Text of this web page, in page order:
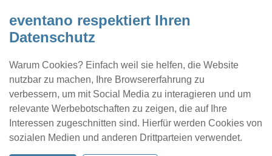
eventano respektiert Ihren
Datenschutz
Warum Cookies? Einfach weil sie helfen, die Website
nutzbar zu machen, Ihre Browsererfahrung zu
verbessern, um mit Social Media zu interagieren und um
relevante Werbebotschaften zu zeigen, die auf Ihre
Interessen zugeschnitten sind. Hierfür werden Cookies von
sozialen Medien und anderen Drittparteien verwendet.
Kontakt Location eintragen Profil